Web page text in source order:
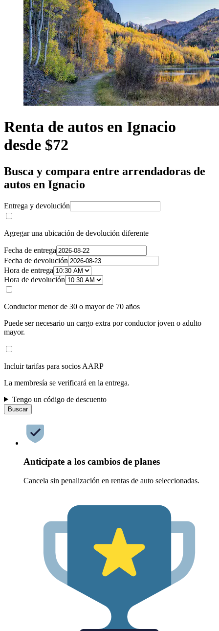
Renta de autos en Ignacio
desde $72
Busca y compara entre arrendadoras de
autos en Ignacio
Entrega y devolución
Agregar una ubicación de devolución diferente
Fecha de entrega
Fecha de devolución
Hora de entrega
Hora de devolución
Conductor menor de 30 o mayor de 70 años
Puede ser necesario un cargo extra por conductor joven o adulto
mayor.
Incluir tarifas para socios AARP
La membresía se verificará en la entrega.
Tengo un código de descuento
Buscar
Anticípate a los cambios de planes
Cancela sin penalización en rentas de auto seleccionadas.